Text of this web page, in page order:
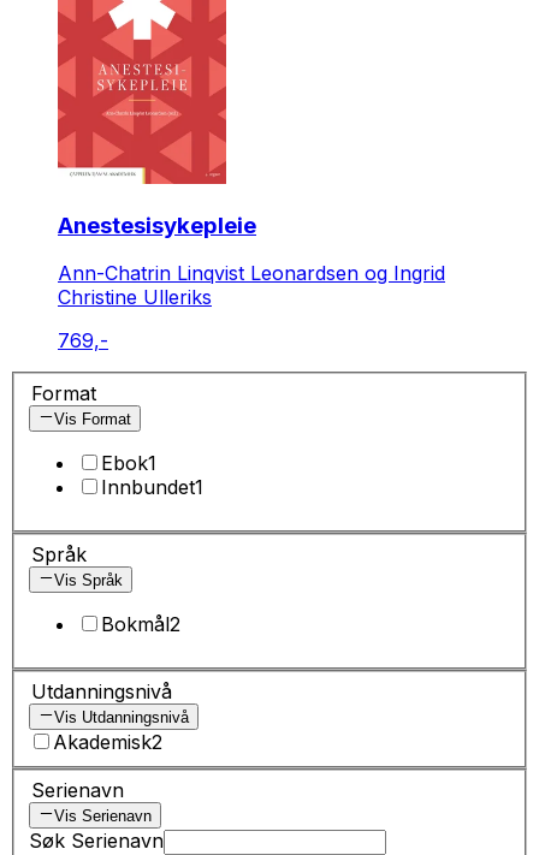
Anestesisykepleie
Ann-Chatrin Linqvist Leonardsen og Ingrid
Christine Ulleriks
769,-
Format
Vis Format
Ebok1
Innbundet1
Språk
Vis Språk
Bokmål2
Utdanningsnivå
Vis Utdanningsnivå
Akademisk2
Serienavn
Vis Serienavn
Søk Serienavn